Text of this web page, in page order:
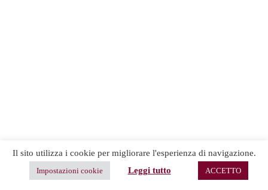
Copyright © 2026 -
Terms & Services |Privacy
Il sito utilizza i cookie per migliorare l'esperienza di navigazione.
Impostazioni cookie Leggi tutto ACCETTO